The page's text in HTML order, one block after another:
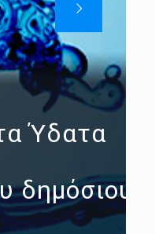
Ύδατα
δημόσιου